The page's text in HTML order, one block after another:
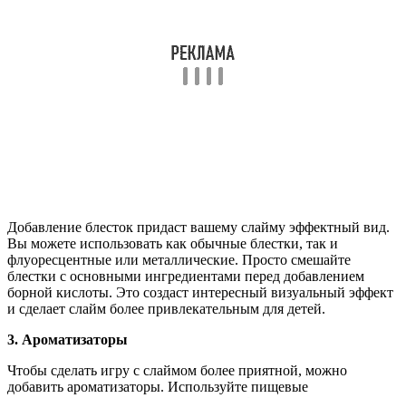
Добавление блесток придаст вашему слайму эффектный вид.
Вы можете использовать как обычные блестки, так и
флуоресцентные или металлические. Просто смешайте
блестки с основными ингредиентами перед добавлением
борной кислоты. Это создаст интересный визуальный эффект
и сделает слайм более привлекательным для детей.
3. Ароматизаторы
Чтобы сделать игру с слаймом более приятной, можно
добавить ароматизаторы. Используйте пищевые